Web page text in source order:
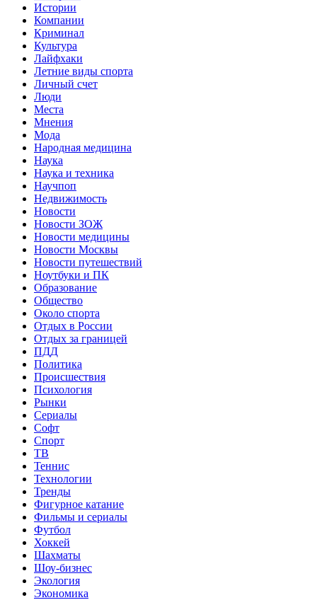
Истории
Компании
Криминал
Культура
Лайфхаки
Летние виды спорта
Личный счет
Люди
Места
Мнения
Мода
Народная медицина
Наука
Наука и техника
Научпоп
Недвижимость
Новости
Новости ЗОЖ
Новости медицины
Новости Москвы
Новости путешествий
Ноутбуки и ПК
Образование
Общество
Около спорта
Отдых в России
Отдых за границей
ПДД
Политика
Происшествия
Психология
Рынки
Сериалы
Софт
Спорт
ТВ
Теннис
Технологии
Тренды
Фигурное катание
Фильмы и сериалы
Футбол
Хоккей
Шахматы
Шоу-бизнес
Экология
Экономика